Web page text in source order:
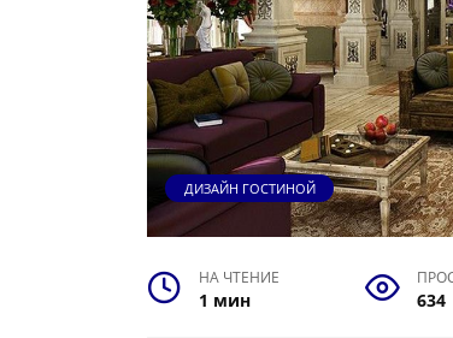
ДИЗАЙН ГОСТИНОЙ
НА ЧТЕНИЕ
1 мин 634